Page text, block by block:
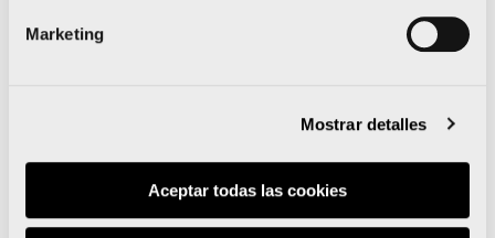
Marketing
Mostrar detalles
Aceptar todas las cookies
nuevo número de la VCRevista digital